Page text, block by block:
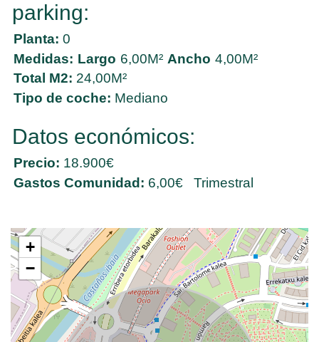
parking:
Planta: 0
Medidas: Largo 6,00M² Ancho 4,00M²
Total M2: 24,00M²
Tipo de coche: Mediano
Datos económicos:
Precio: 18.900€
Gastos Comunidad: 6,00€ Trimestral
+
−